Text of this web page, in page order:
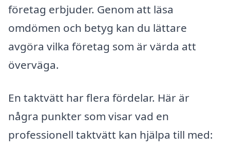
företag erbjuder. Genom att läsa
omdömen och betyg kan du lättare
avgöra vilka företag som är värda att
överväga.
En taktvätt har flera fördelar. Här är
några punkter som visar vad en
professionell taktvätt kan hjälpa till med: